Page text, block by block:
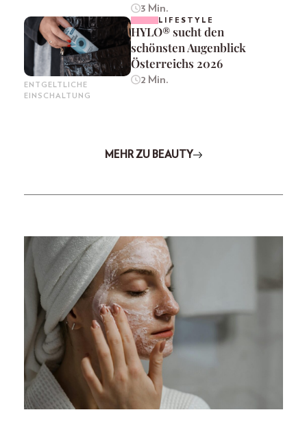
3 Min.
ENTGELTLICHE
EINSCHALTUNG
LIFESTYLE
HYLO® sucht den
schönsten Augenblick
Österreichs 2026
2 Min.
MEHR ZU BEAUTY